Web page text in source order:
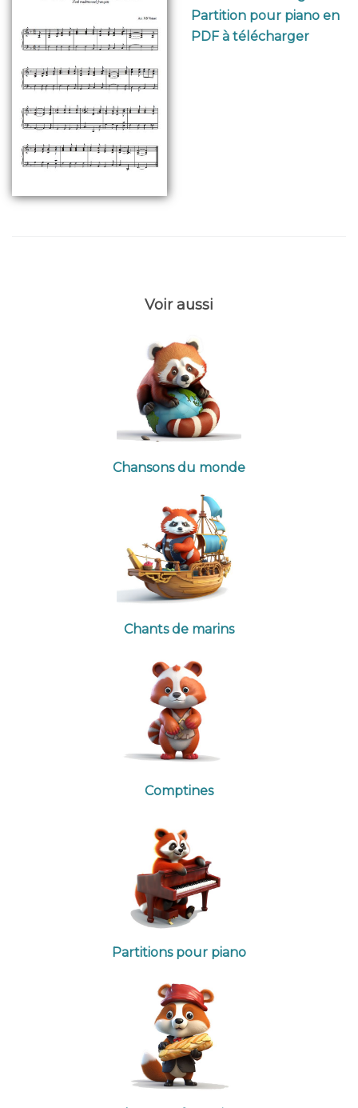
Partition pour piano en
PDF à télécharger
Voir aussi
Chansons du monde
Chants de marins
Comptines
Partitions pour piano